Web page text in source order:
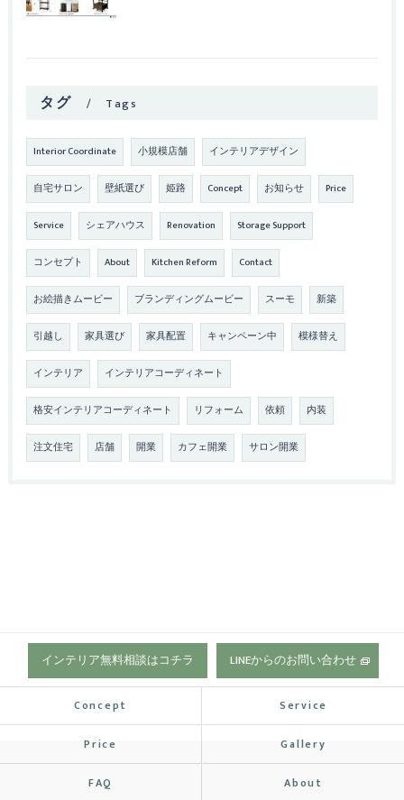
タグ Tags
Interior Coordinate 小規模店舗 インテリアデザイン
自宅サロン 壁紙選び 姫路 Concept お知らせ Price
Service シェアハウス Renovation Storage Support
コンセプト About Kitchen Reform Contact
お絵描きムービー ブランディングムービー スーモ 新築
引越し 家具選び 家具配置 キャンペーン中 模様替え
インテリア インテリアコーディネート
格安インテリアコーディネート リフォーム 依頼 内装
注文住宅 店舗 開業 カフェ開業 サロン開業
インテリア無料相談はコチラ LINEからのお問い合わせ
Concept Service
Price Gallery
FAQ About